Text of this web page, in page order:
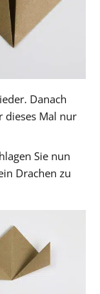
Danach
dieses Mal nur
Sie nun
Drachen zu